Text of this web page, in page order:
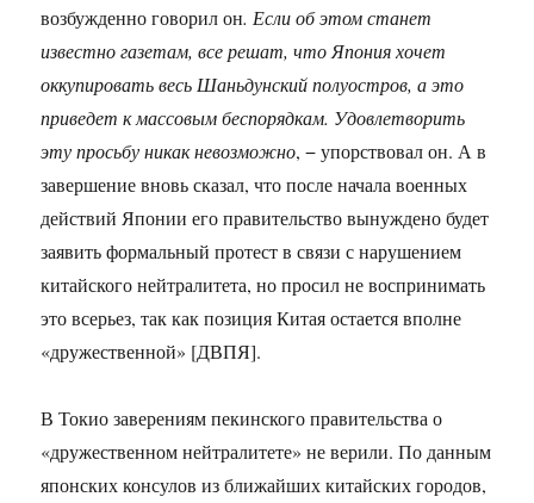
возбужденно говорил он. Если об этом станет
известно газетам, все решат, что Япония хочет
оккупировать весь Шаньдунский полуостров, а это
приведет к массовым беспорядкам. Удовлетворить
эту просьбу никак невозможно, − упорствовал он. А в
завершение вновь сказал, что после начала военных
действий Японии его правительство вынуждено будет
заявить формальный протест в связи с нарушением
китайского нейтралитета, но просил не воспринимать
это всерьез, так как позиция Китая остается вполне
«дружественной» [ДВПЯ].
В Токио заверениям пекинского правительства о
«дружественном нейтралитете» не верили. По данным
японских консулов из ближайших китайских городов,